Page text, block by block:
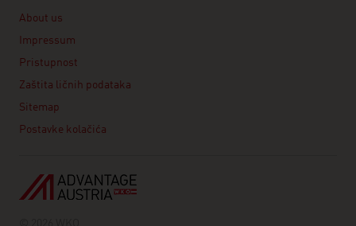
About us
Impressum
Pristupnost
Zaštita ličnih podataka
Sitemap
Postavke kolačića